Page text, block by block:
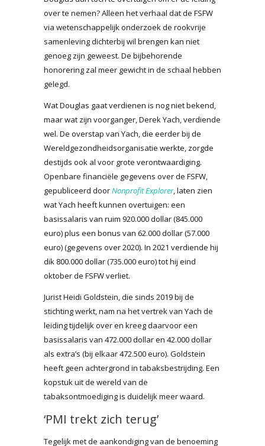
over te nemen? Alleen het verhaal dat de FSFW
via wetenschappelijk onderzoek de rookvrije
samenleving dichterbij wil brengen kan niet
genoeg zijn geweest. De bijbehorende
honorering zal meer gewicht in de schaal hebben
gelegd.
Wat Douglas gaat verdienen is nog niet bekend,
maar wat zijn voorganger, Derek Yach, verdiende
wel. De overstap van Yach, die eerder bij de
Wereldgezondheidsorganisatie werkte, zorgde
destijds ook al voor grote verontwaardiging.
Openbare financiële gegevens over de FSFW,
gepubliceerd doorNonprofit Explorer, laten zien
wat Yach heeft kunnen overtuigen: een
basissalaris van ruim 920.000 dollar (845.000
euro) plus een bonus van 62.000 dollar (57.000
euro) (gegevens over 2020). In 2021 verdiende hij
dik 800.000 dollar (735.000 euro) tot hij eind
oktober de FSFW verliet.
Jurist Heidi Goldstein, die sinds 2019 bij de
stichting werkt, nam na het vertrek van Yach de
leiding tijdelijk over en kreeg daarvoor een
basissalaris van 472.000 dollar en 42.000 dollar
als extra’s (bij elkaar 472.500 euro). Goldstein
heeft geen achtergrond in tabaksbestrijding. Een
kopstuk uit de wereld van de
tabaksontmoediging is duidelijk meer waard.
‘PMI trekt zich terug’
Tegelijk met de aankondiging van de benoeming